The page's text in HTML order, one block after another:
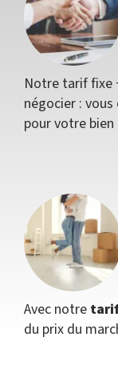
Notre tarif fixe
négocier :
pour votre bien
Avec notre
du prix du